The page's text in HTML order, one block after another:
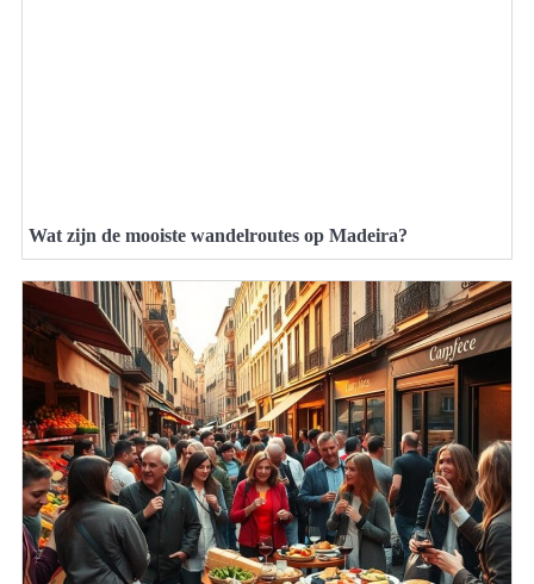
Wat zijn de mooiste wandelroutes op Madeira?